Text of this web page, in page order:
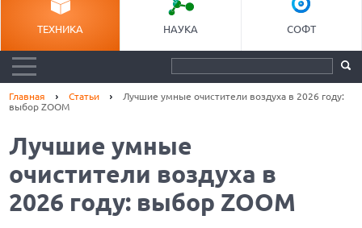
ТЕХНИКА НАУКА СОФТ
Главная Статьи
Лучшие умные очистители воздуха в 2026 году:
выбор ZOOM
Лучшие умные
очистители воздуха в
2026 году: выбор ZOOM